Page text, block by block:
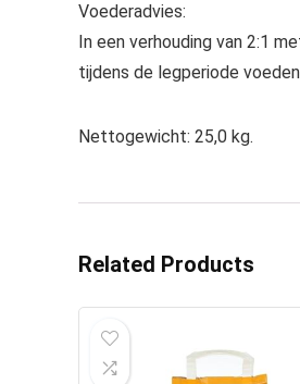
Voederadvies:
In een verhouding van 2:1
tijdens de legperiode
Nettogewicht: 25,0 kg.
Related Products